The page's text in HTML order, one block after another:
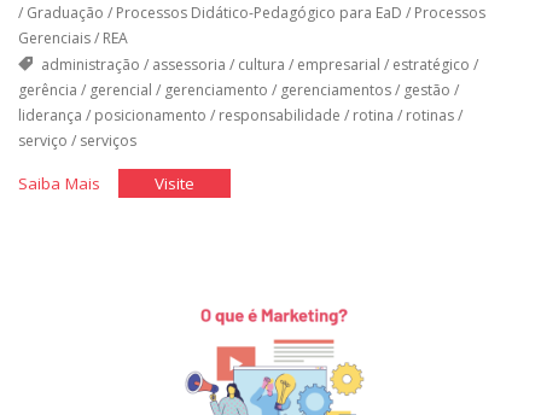
/ Graduação / Processos Didático-Pedagógico para EaD / Processos
Gerenciais/ REA
administração / assessoria / cultura / empresarial / estratégico /
gerência / gerencial / gerenciamento / gerenciamentos/ gestão /
liderança / posicionamento / responsabilidade / rotina / rotinas/
serviço / serviços
Saiba Mais"Gerenciamento
Visite"Gerenciamento
Serviços"